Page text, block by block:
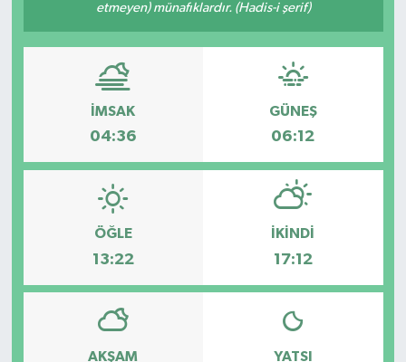
etmeyen) münafıklardır. (Hadis-i şerif)
İMSAK
04:36
GÜNEŞ
06:12
ÖĞLE
13:22
İKINDI
17:12
AKŞAM YATSI